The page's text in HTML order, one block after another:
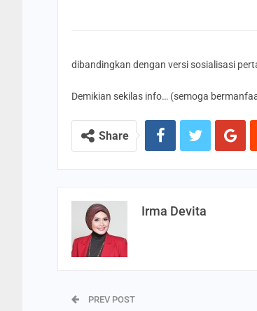
dibandingkan dengan versi sosialisasi
Demikian sekilas info… (semoga
Share
Irma Devita
PREV POST